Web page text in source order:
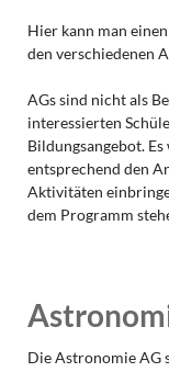
Hier kann man
den verschiedenen
AGs sind nicht als
interessierten
Bildungsangebot.
entsprechend den
Aktivitäten
dem Programm
Die Astronomie AG